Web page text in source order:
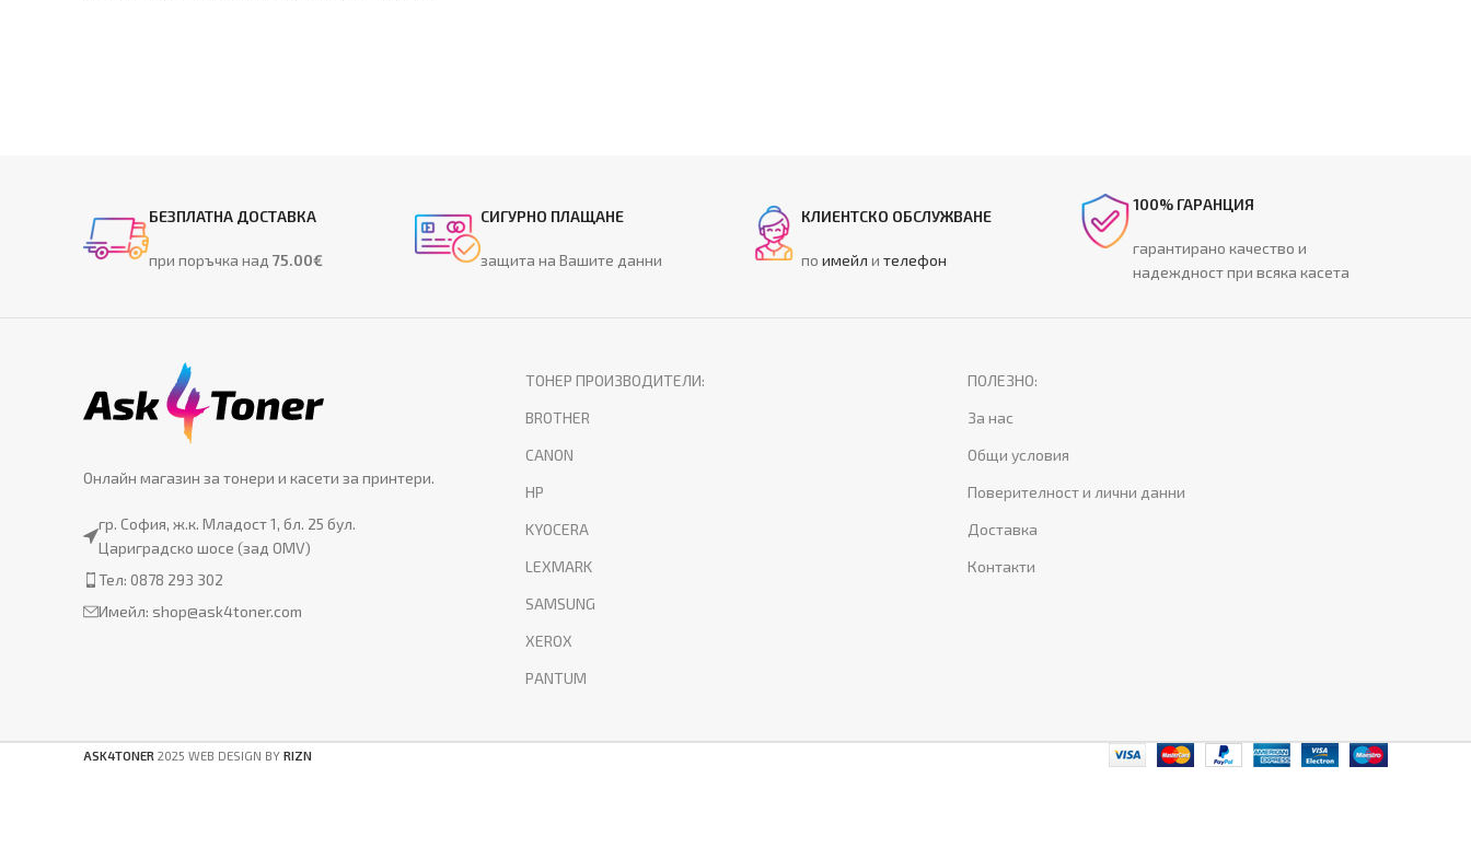
БЕЗПЛАТНА ДОСТАВКА
при поръчка над 75.00€
СИГУРНО ПЛАЩАНЕ
защита на Вашите данни
КЛИЕНТСКО ОБСЛУЖВАНЕ
по имейл и телефон
100% ГАРАНЦИЯ
гарантирано качество и
надеждност при всяка касета
Онлайн магазин за тонери и касети за принтери.
гр. София, ж.к. Младост 1, бл. 25 бул.
Цариградско шосе (зад OMV)
Тел: 0878 293 302
Имейл: shop@ask4toner.com
ТОНЕР ПРОИЗВОДИТЕЛИ:
BROTHER
CANON
HP
KYOCERA
LEXMARK
SAMSUNG
XEROX
PANTUM
ПОЛЕЗНО:
За нас
Общи условия
Поверителност и лични данни
Доставка
Контакти
ASK4TONER 2025 WEB DESIGN BY RIZN